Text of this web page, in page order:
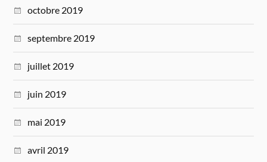
octobre 2019
septembre 2019
juillet 2019
juin 2019
mai 2019
avril 2019